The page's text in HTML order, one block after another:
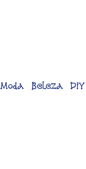
Moda Beleza DiY